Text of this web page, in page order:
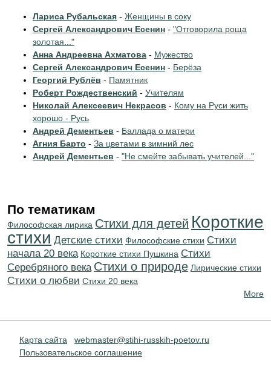
Лариса Рубальская - Женщины в соку
Сергей Александрович Есенин - "Отговорила роща
золотая..."
Анна Андреевна Ахматова - Мужество
Сергей Александрович Есенин - Берёза
Георгий Рублёв - Памятник
Роберт Рождественский - Учителям
Николай Алексеевич Некрасов - Кому на Руси жить
хорошо - Русь
Андрей Дементьев - Баллада о матери
Агния Барто - За цветами в зимний лес
Андрей Дементьев - "Не смейте забывать учителей..."
По тематикам
Философская лирика Стихи для детей Короткие
стихи Детские стихи Философские стихи Cтихи
начала 20 века Короткие стихи Пушкина Cтихи
Серебряного века Стихи о природе Лирические стихи
Стихи о любви Стихи 20 века
More
Карта сайта
webmaster@stihi-russkih-poetov.ru
Пользовательское соглашение